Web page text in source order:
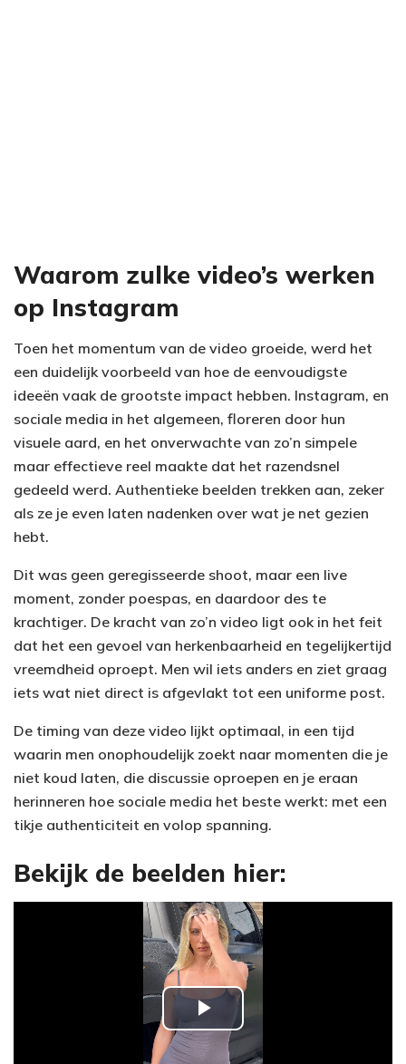
Waarom zulke video’s werken
op Instagram
Toen het momentum van de video groeide, werd het
een duidelijk voorbeeld van hoe de eenvoudigste
ideeën vaak de grootste impact hebben. Instagram, en
sociale media in het algemeen, floreren door hun
visuele aard, en het onverwachte van zo’n simpele
maar effectieve reel maakte dat het razendsnel
gedeeld werd. Authentieke beelden trekken aan, zeker
als ze je even laten nadenken over wat je net gezien
hebt.
Dit was geen geregisseerde shoot, maar een live
moment, zonder poespas, en daardoor des te
krachtiger. De kracht van zo’n video ligt ook in het feit
dat het een gevoel van herkenbaarheid en tegelijkertijd
vreemdheid oproept. Men wil iets anders en ziet graag
iets wat niet direct is afgevlakt tot een uniforme post.
De timing van deze video lijkt optimaal, in een tijd
waarin men onophoudelijk zoekt naar momenten die je
niet koud laten, die discussie oproepen en je eraan
herinneren hoe sociale media het beste werkt: met een
tikje authenticiteit en volop spanning.
Bekijk de beelden hier:
P